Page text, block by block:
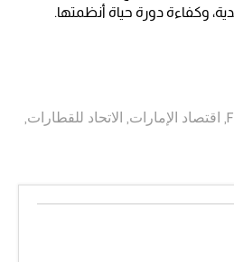
وكفاءة دورة حياة أنظمتها.
, اقتصاد الإمارات, الاتحاد للقطارات,